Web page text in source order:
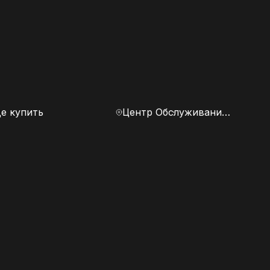
купить Центр Обслуживания Клиентов